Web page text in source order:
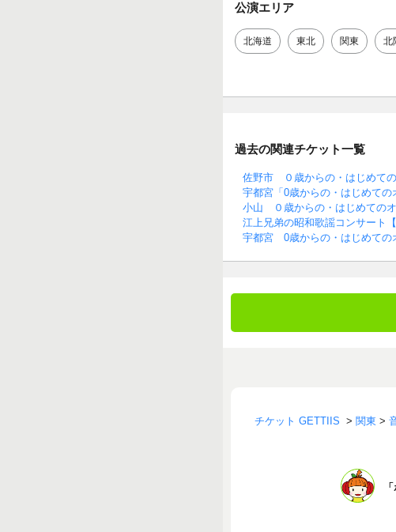
公演エリア
北海道 東北 関東 北
過去の関連チケット一覧
佐野市 ０歳からの・はじめて
宇都宮「0歳からの・はじめての
小山 ０歳からの・はじめての
江上兄弟の昭和歌謡コンサート【
宇都宮 0歳からの・はじめての
チケット GETTIIS > 関東 >